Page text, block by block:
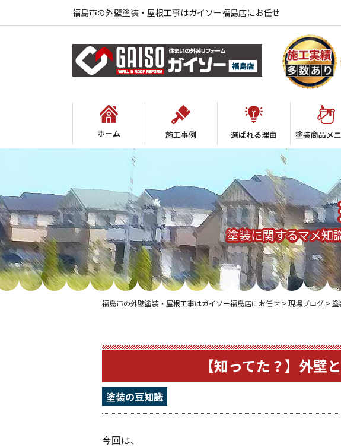
福島市の外壁塗装・屋根工事はガイソー福島店にお任せ
ホーム 施工事例 選ばれる理由 塗装商品メ
塗装に関するマメ知
福島市の外壁塗装・屋根工事はガイソー福島店にお任せ > 現場ブログ > 塗
【知ってた？】外壁
塗装の豆知識
今回は、